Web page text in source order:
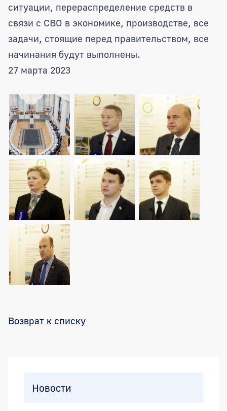
ситуации, перераспределение средств в
связи с СВО в экономике, производстве, все
задачи, стоящие перед правительством, все
начинания будут выполнены.
27 марта 2023
Возврат к списку
Новости